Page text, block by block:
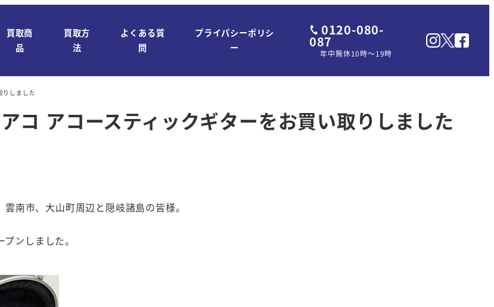
買取商
品
買取方
法
よくある質
問
プライパシーポリシ
ー
0120-080-
087
年中無休10時～19時
りしました
アコースティックギターをお買い取りしました
南市、大山町周辺と隠岐諸島の皆様。
ンしました。